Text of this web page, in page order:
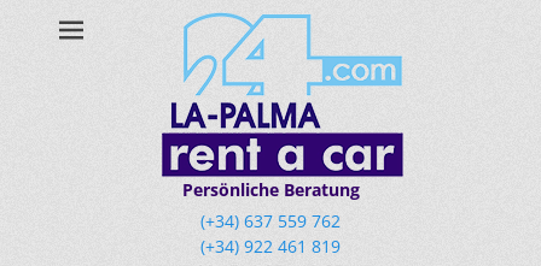
Persönliche Beratung
(+34) 637 559 762
(+34) 922 461 819